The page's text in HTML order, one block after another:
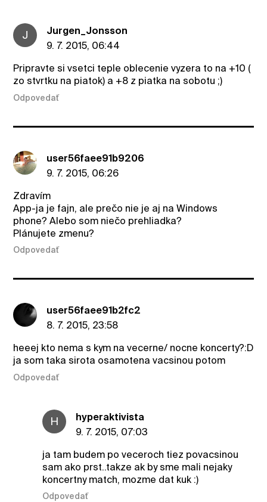
J
Jurgen_Jonsson
9. 7. 2015, 06:44
Pripravte si vsetci teple oblecenie vyzera to na +10 (
zo stvrtku na piatok) a +8 z piatka na sobotu ;)
Odpovedať
user56faee91b9206
9. 7. 2015, 06:26
Zdravím
App-ja je fajn, ale prečo nie je aj na Windows
phone? Alebo som niečo prehliadka?
Plánujete zmenu?
Odpovedať
user56faee91b2fc2
8. 7. 2015, 23:58
heeej kto nema s kym na vecerne/ nocne koncerty?:D
ja som taka sirota osamotena vacsinou potom
Odpovedať
H
hyperaktivista
9. 7. 2015, 07:03
ja tam budem po veceroch tiez povacsinou
sam ako prst..takze ak by sme mali nejaky
koncertny match, mozme dat kuk :)
Odpovedať